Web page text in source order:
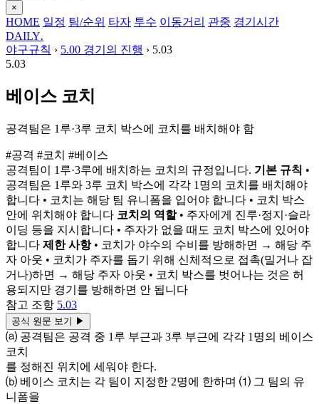
×
HOME 일정 팀/순위 타자 투수 이동거리 관중 경기시간
DAILY.
야구규칙 › 5.00 경기의 진행 › 5.03
5.03
베이스 코치
공격팀은 1루·3루 코치 박스에 코치를 배치해야 함
#공격 #코치 #베이스
공격팀이 1루·3루에 배치하는 코치의 규정입니다. 기본 규칙 •
공격팀은 1루와 3루 코치 박스에 각각 1명의 코치를 배치해야
합니다 • 코치는 해당 팀 유니폼을 입어야 합니다 • 코치 박스
안에 위치해야 합니다 코치의 역할• 주자에게 진루·정지·슬라
이딩 등을 지시합니다 • 주자가 없을 때도 코치 박스에 있어야
합니다 제한 사항• 코치가 야수의 수비를 방해하면 → 해당 주
자 아웃 • 코치가 주자를 돕기 위해 신체적으로 접촉(밀거나 잡
거나)하면 → 해당 주자 아웃 • 코치 박스를 벗어나는 것은 허
용되지만 경기를 방해하면 안 됩니다
참고 조항 5.03
공식 원문 보기 ▶
⒜ 공격팀은 공격 중 1루 부근과 3루 부근에 각각 1명의 베이스
코치
를 정해진 위치에 세워야 한다.
⒝ 베이스 코치는 각 팀이 지정한 2명에 한하며 ⑴ 그 팀의 유
니폼을